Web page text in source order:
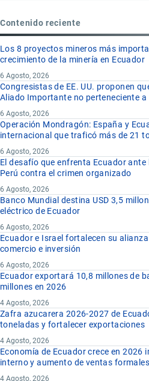
Contenido reciente
Los 8 proyectos mineros más
crecimiento de la minería en Ecuador
6 Agosto, 2026
Congresistas de EE. UU. proponen
Aliado Importante no perteneciente a
6 Agosto, 2026
Operación Mondragón: España y
internacional que traficó más de 21
6 Agosto, 2026
El desafío que enfrenta Ecuador
Perú contra el crimen organizado
6 Agosto, 2026
Banco Mundial destina USD 3,5
eléctrico de Ecuador
6 Agosto, 2026
Ecuador e Israel fortalecen su
comercio e inversión
6 Agosto, 2026
Ecuador exportará 10,8 millones de
millones en 2026
4 Agosto, 2026
Zafra azucarera 2026-2027 de
toneladas y fortalecer exportaciones
4 Agosto, 2026
Economía de Ecuador crece en 2026
interno y aumento de ventas formales
4 Agosto, 2026